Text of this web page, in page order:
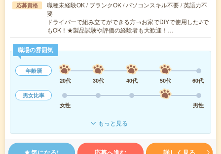
応募資格
職種未経験OK / ブランクOK / パソコンスキル不要 / 英語力不
要
ドライバーで組み立てができる方→お家でDIYで使用した♪で
もOK！★製品試験や評価の経験者も大歓迎！…
職場の雰囲気
年齢層
20代
30代 40代 50代
60代
男女比率
女性
男性
もっと見る